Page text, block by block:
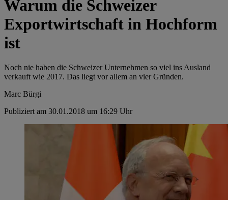
Warum die Schweizer
Exportwirtschaft in Hochform
ist
Noch nie haben die Schweizer Unternehmen so viel ins Ausland
verkauft wie 2017. Das liegt vor allem an vier Gründen.
Marc Bürgi
Publiziert am 30.01.2018 um 16:29 Uhr